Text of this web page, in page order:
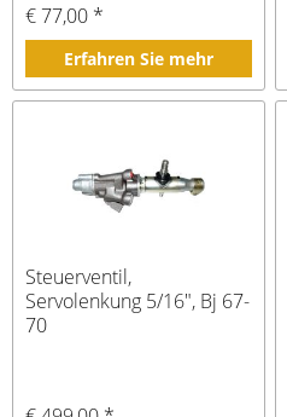
€ 77,00 *
Erfahren Sie mehr
Steuerventil,
Servolenkung 5/16", Bj 67-
70